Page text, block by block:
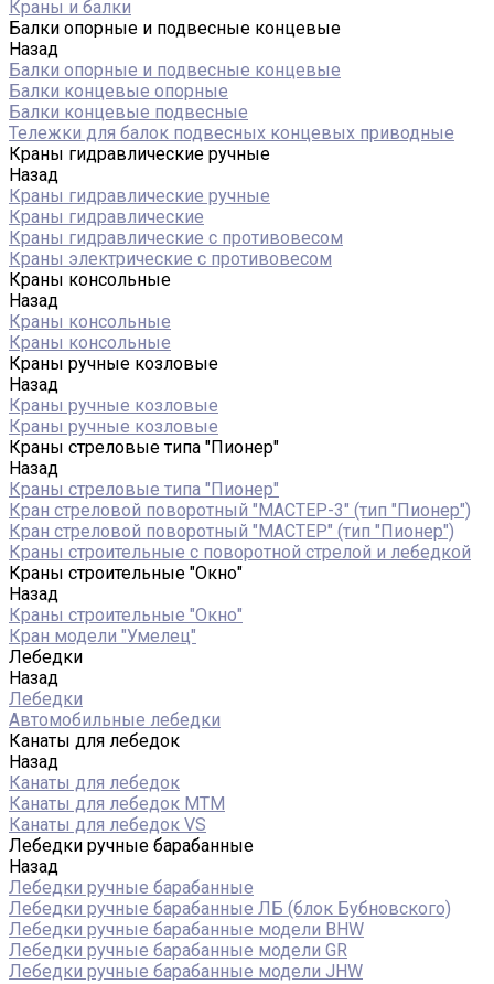
Краны и балки
Балки опорные и подвесные концевые
Назад
Балки опорные и подвесные концевые
Балки концевые опорные
Балки концевые подвесные
Тележки для балок подвесных концевых приводные
Краны гидравлические ручные
Назад
Краны гидравлические ручные
Краны гидравлические
Краны гидравлические с противовесом
Краны электрические с противовесом
Краны консольные
Назад
Краны консольные
Краны консольные
Краны ручные козловые
Назад
Краны ручные козловые
Краны ручные козловые
Краны стреловые типа "Пионер"
Назад
Краны стреловые типа "Пионер"
Кран стреловой поворотный "МАСТЕР-3" (тип "Пионер")
Кран стреловой поворотный "МАСТЕР" (тип "Пионер")
Краны строительные с поворотной стрелой и лебедкой
Краны строительные "Окно"
Назад
Краны строительные "Окно"
Кран модели "Умелец"
Лебедки
Назад
Лебедки
Автомобильные лебедки
Канаты для лебедок
Назад
Канаты для лебедок
Канаты для лебедок MTM
Канаты для лебедок VS
Лебедки ручные барабанные
Назад
Лебедки ручные барабанные
Лебедки ручные барабанные ЛБ (блок Бубновского)
Лебедки ручные барабанные модели BHW
Лебедки ручные барабанные модели GR
Лебедки ручные барабанные модели JHW